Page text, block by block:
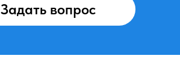
Задать вопрос